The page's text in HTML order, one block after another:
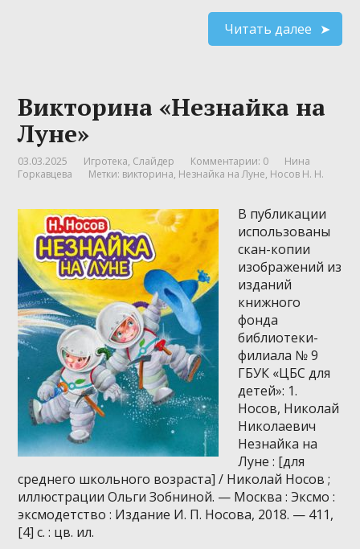
Читать далее
Викторина «Незнайка на
Луне»
03.03.2025 Игротека, Слайдер Комментарии: 0
Нина
Горкавцева
Метки: викторина, Незнайка на Луне, Носов Н. Н.
В публикации
использованы
скан-копии
изображений из
изданий
книжного
фонда
библиотеки-
филиала № 9
ГБУК «ЦБС для
детей»: 1.
Носов, Николай
Николаевич
Незнайка на
Луне : [для
среднего школьного возраста] / Николай Носов ;
иллюстрации Ольги Зобниной. — Москва : Эксмо :
эксмодетство : Издание И. П. Носова, 2018. — 411,
[4] с. : цв. ил.